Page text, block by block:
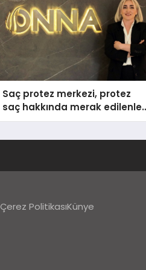
Saç protez merkezi, protez
saç hakkında merak
anlattı
Çerez PolitikasıKünye